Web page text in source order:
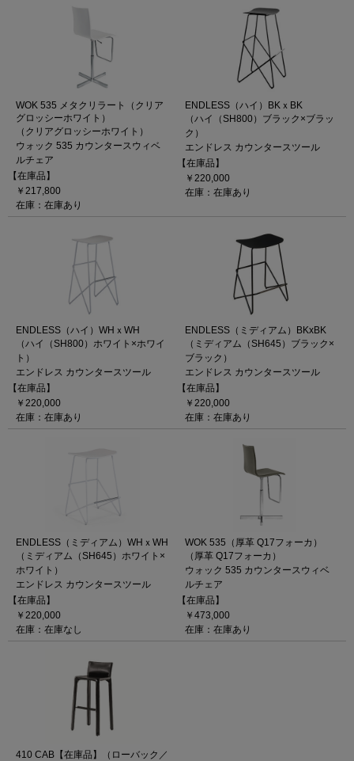
WOK 535 メタクリラート（クリア
グロッシーホワイト）
（クリアグロッシーホワイト）
ウォック 535 カウンタースウィベ
ルチェア
【在庫品】
￥217,800
在庫：在庫あり
ENDLESS（ハイ）BKｘBK
（ハイ（SH800）ブラック×ブラッ
ク）
エンドレス カウンタースツール
【在庫品】
￥220,000
在庫：在庫あり
ENDLESS（ハイ）WHｘWH
（ハイ（SH800）ホワイト×ホワイ
ト）
エンドレス カウンタースツール
【在庫品】
￥220,000
在庫：在庫あり
ENDLESS（ミディアム）BKxBK
（ミディアム（SH645）ブラック×
ブラック）
エンドレス カウンタースツール
【在庫品】
￥220,000
在庫：在庫あり
ENDLESS（ミディアム）WHｘWH
（ミディアム（SH645）ホワイト×
ホワイト）
エンドレス カウンタースツール
【在庫品】
￥220,000
在庫：在庫なし
WOK 535（厚革 Q17フォーカ）
（厚革 Q17フォーカ）
ウォック 535 カウンタースウィベ
ルチェア
【在庫品】
￥473,000
在庫：在庫あり
410 CAB【在庫品】（ローバック／